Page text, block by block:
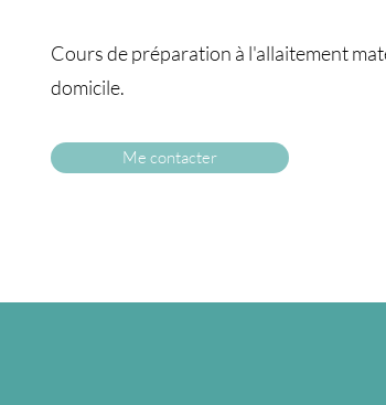
Cours de préparation à l'allaitement
domicile.
Me contacter